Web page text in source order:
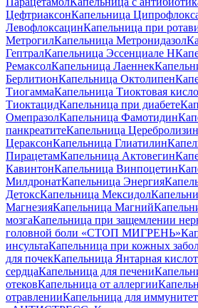
ЦефтриаксонКапельница
ЛевофлоксацинКапельница при
МетрогилКапельница Метронидазол
ГептралКапельница Эссенциале Н
РемаксолКапельница Лаеннек
БерлитионКапельница Октолипен
ТиогаммаКапельница Тиоктовая
ТиоктацидКапельница при диабете
ОмепразолКапельница Фамотидин
панкреатитеКапельница Церебролизин
ЦераксонКапельница Глиатилин
ПирацетамКапельница Актовегин
КавинтонКапельница Винпоцетин
МилдронатКапельница Энергия
ДетоксКапельница Мексидол
МагнезияКапельница Магний
мозгаКапельница при защемлении
головной боли «СТОП МИГРЕНЬ»
инсультаКапельница при кожных
для почекКапельница Янтарная
сердцаКапельница для печени
отековКапельница от аллергии
отравленииКапельница для